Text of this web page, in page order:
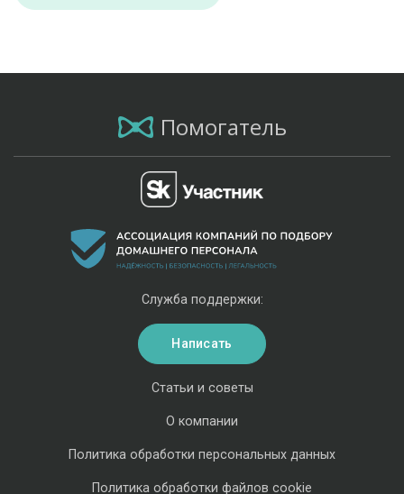
Помогатель
Статьи и советы
О компании
Политика обработки персональных данных
Политика обработки файлов cookie
Служба поддержки:
Написать